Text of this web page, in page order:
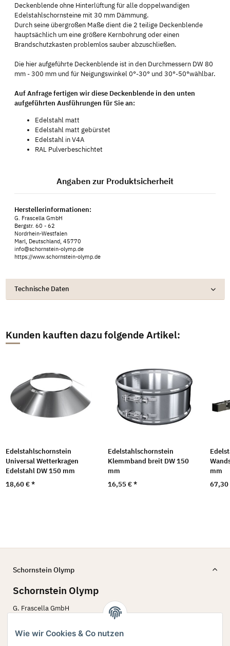
Wie wir Cookies & Co nutzen
Deckenblende ohne Hinterlüftung für alle doppelwandigen
Edelstahlschornsteine mit 30 mm Dämmung.
Durch seine übergroßen Maße dient die 2 teilige Deckenblende
hauptsächlich um eine größere Kernbohrung oder einen
Brandschutzkasten problemlos sauber abzuschließen.
Die hier aufgeführte Deckenblende ist in den Durchmessern DW 80
mm - 300 mm und für Neigungswinkel 0°-30° und 30°-50°wählbar.
Auf Anfrage fertigen wir diese Deckenblende in den unten
aufgeführten Ausführungen für Sie an:
Edelstahl matt
Edelstahl matt gebürstet
Edelstahl in V4A
RAL Pulverbeschichtet
Angaben zur Produktsicherheit
Herstellerinformationen:
G. Frascella GmbH
Bergstr. 60 - 62
Nordrhein-Westfalen
Marl, Deutschland, 45770
info@schornstein-olymp.de
https://www.schornstein-olymp.de
Technische Daten
Kunden kauften dazu folgende Artikel:
Edelstahlschornstein
Universal Wetterkragen
Edelstahl DW 150 mm
18,60 €*
Edelstahlschornstein
Klemmband breit DW 150
mm
16,55 €*
mm
Schornstein Olymp
Schornstein Olymp
G. Frascella GmbH
45770 Marl